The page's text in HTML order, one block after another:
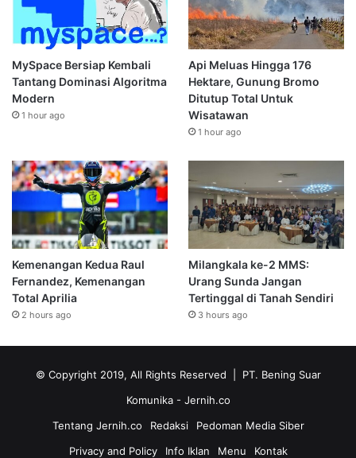
MySpace Bersiap Kembali
Tantang Dominasi Algoritma
Modern
1 hour ago
Api Meluas Hingga 176
Hektare, Gunung Bromo
Ditutup Total Untuk
Wisatawan
1 hour ago
Kemenangan Kedua Raul
Fernandez, Kemenangan
Total Aprilia
2 hours ago
Milangkala ke-2 MMS:
Urang Sunda Jangan
Tertinggal di Tanah Sendiri
3 hours ago
© Copyright 2019, All Rights Reserved | PT. Bening Suar
Komunika - Jernih.co
Tentang Jernih.co
Redaksi
Pedoman Media Siber
Privacy and Policy
Info Iklan Menu Kontak